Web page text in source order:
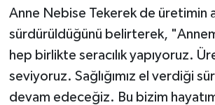
Anne Nebise Tekerek de üretimin
sürdürüldüğünü belirterek,
hep birlikte seracılık yapıyoruz.
seviyoruz. Sağlığımız el verdiği
devam edeceğiz. Bu bizim